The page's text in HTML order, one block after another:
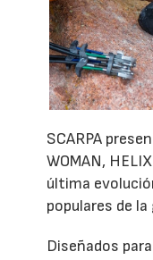
SCARPA
WOMAN,
última
populares de
Diseñados